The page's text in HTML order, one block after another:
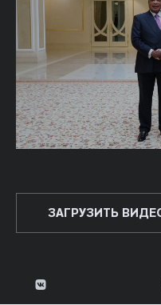
ЗАГРУЗИТЬ